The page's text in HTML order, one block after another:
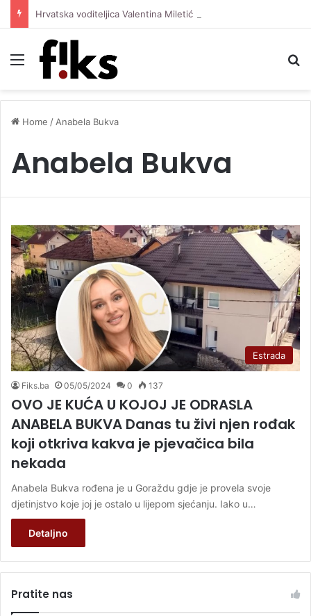
Menu
Home / Anabela Bukva
Anabela Bukva
Estrada
Fiks.ba 05/05/2024 0 137
OVO JE KUĆA U KOJOJ JE ODRASLA
ANABELA BUKVA Danas tu živi njen rođak
koji otkriva kakva je pjevačica bila
nekada
Anabela Bukva rođena je u Goraždu gdje je provela svoje
djetinjstvo koje joj je ostalo u lijepom sjećanju. Iako u…
Detaljno
Pratite nas